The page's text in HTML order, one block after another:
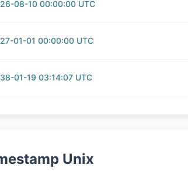
08-10 00:00:00 UTC
01-01 00:00:00 UTC
01-19 03:14:07 UTC
Unix